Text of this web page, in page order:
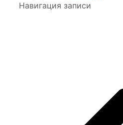
Навигация записи